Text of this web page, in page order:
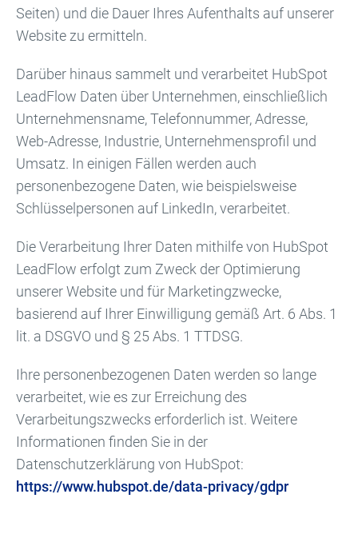
Seiten) und die Dauer Ihres Aufenthalts auf unserer
Website zu ermitteln.
Darüber hinaus sammelt und verarbeitet HubSpot
LeadFlow Daten über Unternehmen, einschließlich
Unternehmensname, Telefonnummer, Adresse,
Web-Adresse, Industrie, Unternehmensprofil und
Umsatz. In einigen Fällen werden auch
personenbezogene Daten, wie beispielsweise
Schlüsselpersonen auf LinkedIn, verarbeitet.
Die Verarbeitung Ihrer Daten mithilfe von HubSpot
LeadFlow erfolgt zum Zweck der Optimierung
unserer Website und für Marketingzwecke,
basierend auf Ihrer Einwilligung gemäß Art. 6 Abs. 1
lit. a DSGVO und § 25 Abs. 1 TTDSG.
Ihre personenbezogenen Daten werden so lange
verarbeitet, wie es zur Erreichung des
Verarbeitungszwecks erforderlich ist. Weitere
Informationen finden Sie in der
Datenschutzerklärung von HubSpot:
https://www.hubspot.de/data-privacy/gdpr